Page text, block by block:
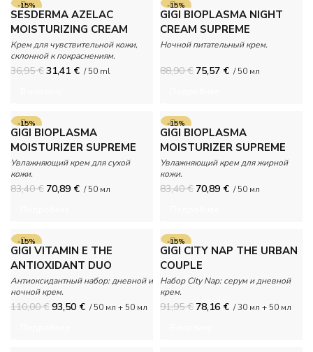
-15%
SESDERMA AZELAC
MOISTURIZING CREAM
Крем для чувствительной кожи,
склонной к покраснениям.
36,95€31,41 € / 50 ml
-15%
ПРОДАНО
GIGI BIOPLASMA NIGHT
CREAM SUPREME
Ночной питательный крем.
88,90€ 75,57 € / 50 мл
-15%
ПРОДАНО
GIGI BIOPLASMA
MOISTURIZER SUPREME
NORMAL/DRY — SPF 20
Увлажняющий крем для сухой
кожи.
83,40€ 70,89 € / 50 мл
-15%
ПРОДАНО
GIGI BIOPLASMA
MOISTURIZER SUPREME
NORMAL/OILY — SPF 20
Увлажняющий крем для жирной
кожи.
83,40€ 70,89 € / 50 мл
-15%
ПРОДАНО
GIGI VITAMIN E THE
ANTIOXIDANT DUO
Антиоксидантный набор: дневной и
ночной крем.
110,00€93,50 € / 50 мл + 50 мл
-15%
GIGI CITY NAP THE URBAN
COUPLE
Набор City Nap: серум и дневной
крем.
91,95€ 78,16 € / 30 мл + 50 мл